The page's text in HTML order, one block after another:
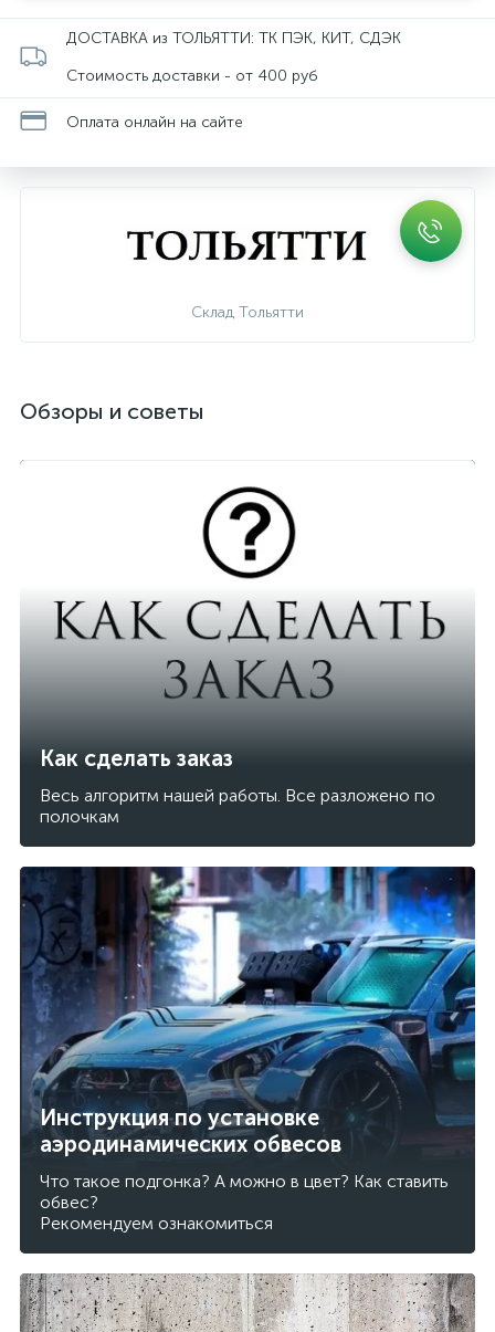
ДОСТАВКА из ТОЛЬЯТТИ: ТК ПЭК, КИТ, СДЭК
Стоимость доставки - от 400 руб
Оплата онлайн на сайте
Склад Тольятти
Обзоры и советы
Как сделать заказ
Весь алгоритм нашей работы. Все разложено по
полочкам
Инструкция по установке
аэродинамических обвесов
Что такое подгонка? А можно в цвет? Как ставить
обвес?
Рекомендуем ознакомиться